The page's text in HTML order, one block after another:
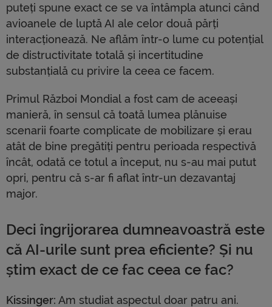
puteți spune exact ce se va întâmpla atunci când
avioanele de luptă AI ale celor două părți
interacționează. Ne aflăm într-o lume cu potențial
de distructivitate totală și incertitudine
substanțială cu privire la ceea ce facem.
Primul Război Mondial a fost cam de aceeași
manieră, în sensul că toată lumea plănuise
scenarii foarte complicate de mobilizare și erau
atât de bine pregătiți pentru perioada respectivă
încât, odată ce totul a început, nu s-au mai putut
opri, pentru că s-ar fi aflat într-un dezavantaj
major.
Deci îngrijorarea dumneavoastră este
că AI-urile sunt prea eficiente? Și nu
știm exact de ce fac ceea ce fac?
Kissinger: Am studiat aspectul doar patru ani.